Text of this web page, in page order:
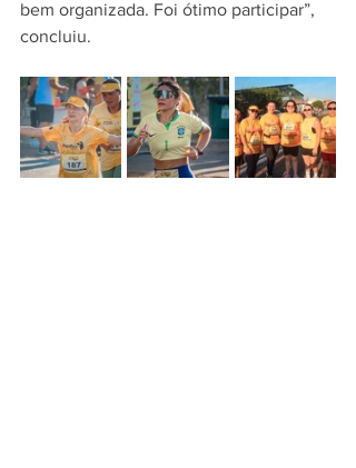
bem organizada. Foi ótimo participar”,
concluiu.